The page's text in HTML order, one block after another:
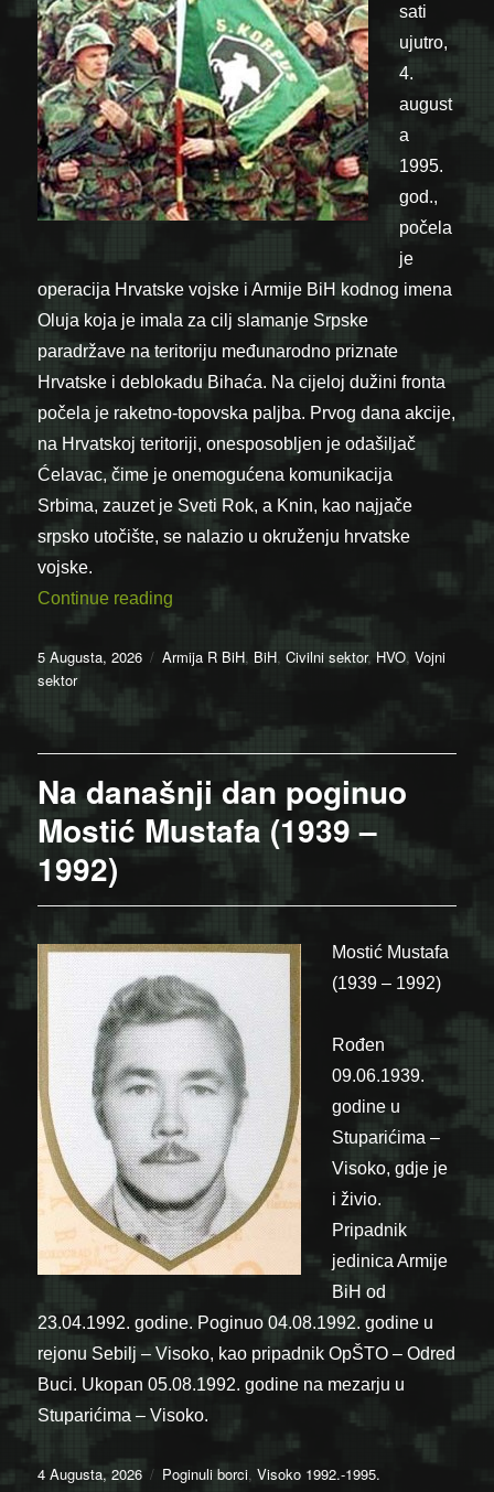
sati
ujutro,
4.
august
a
1995.
god.,
počela
je
operacija Hrvatske vojske i Armije BiH kodnog imena
Oluja koja je imala za cilj slamanje Srpske
paradržave na teritoriju međunarodno priznate
Hrvatske i deblokadu Bihaća. Na cijeloj dužini fronta
počela je raketno-topovska paljba. Prvog dana akcije,
na Hrvatskoj teritoriji, onesposobljen je odašiljač
Ćelavac, čime je onemogućena komunikacija
Srbima, zauzet je Sveti Rok, a Knin, kao najjače
srpsko utočište, se nalazio u okruženju hrvatske
vojske.
Continue reading
Posted
on
5 Augusta, 2026 Categories
Armija R BiH BiH ,Civilni sektor, HVO,Vojni
sektor
Na današnji dan poginuo
Mostić Mustafa (1939 –
1992)
Mostić Mustafa
(1939 – 1992)
Rođen
09.06.1939.
godine u
Stuparićima –
Visoko, gdje je
i živio.
Pripadnik
jedinica Armije
BiH od
23.04.1992. godine. Poginuo 04.08.1992. godine u
rejonu Sebilj – Visoko, kao pripadnik OpŠTO – Odred
Buci. Ukopan 05.08.1992. godine na mezarju u
Stuparićima – Visoko.
Posted
4 Augusta, 2026 Categories
Poginuli borci ,Visoko 1992.-1995.